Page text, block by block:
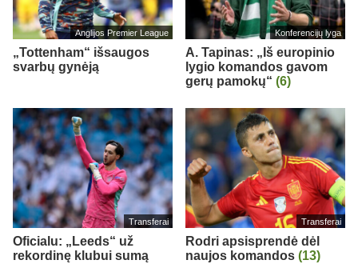
Anglijos Premier League
„Tottenham“ išsaugos
svarbų gynėją
Konferencijų lyga
A. Tapinas: „Iš europinio
lygio komandos gavom
gerų pamokų“ (6)
Transferai
Oficialu: „Leeds“ už
rekordinę klubui sumą
Transferai
Rodri apsisprendė dėl
naujos komandos (13)